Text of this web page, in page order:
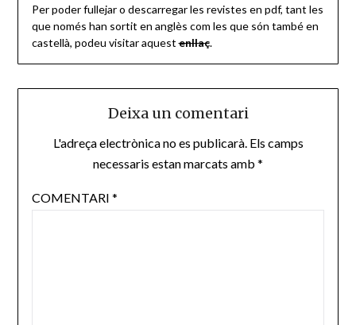
Per poder fullejar o descarregar les revistes en pdf, tant les
que només han sortit en anglès com les que són també en
castellà, podeu visitar aquestenllaç.
Deixa un comentari
L'adreça electrònica no es publicarà. Els camps
necessaris estan marcats amb *
COMENTARI *